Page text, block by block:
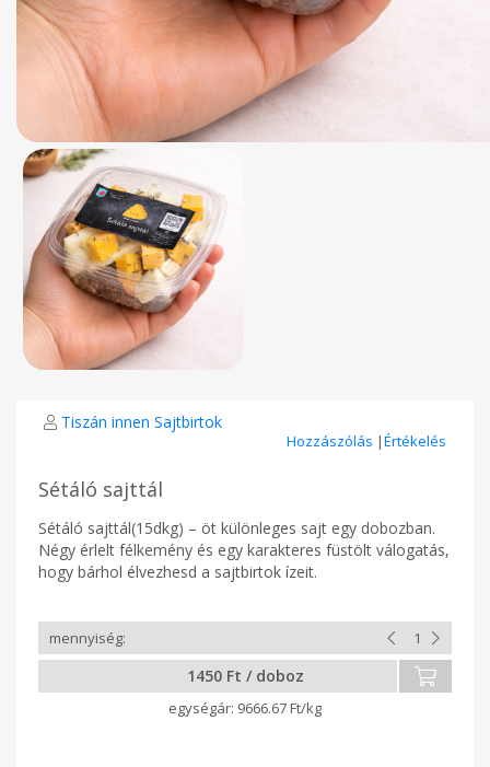
Tiszán innen Sajtbirtok
Hozzászólás |Értékelés
Sétáló sajttál
Sétáló sajttál(15dkg) – öt különleges sajt egy dobozban.
Négy érlelt félkemény és egy karakteres füstölt válogatás,
hogy bárhol élvezhesd a sajtbirtok ízeit.
1450 Ft / doboz
9666.67 Ft/kg